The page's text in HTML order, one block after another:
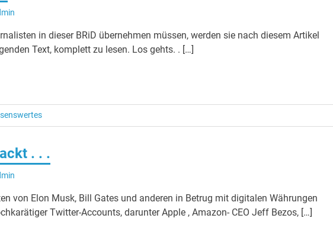
in dieser BRiD übernehmen müssen, werden sie nach diesem Artikel
Text, komplett zu lesen. Los gehts. . […]
. . .
von Elon Musk, Bill Gates und anderen in Betrug mit digitalen Währungen
Twitter-Accounts, darunter Apple , Amazon- CEO Jeff Bezos, […]